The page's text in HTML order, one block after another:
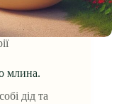
млина.
дід та